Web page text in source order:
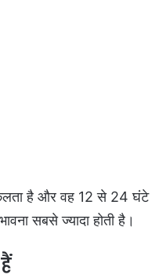
है और वह 12 से 24 घंटे
सबसे ज्यादा होती है।